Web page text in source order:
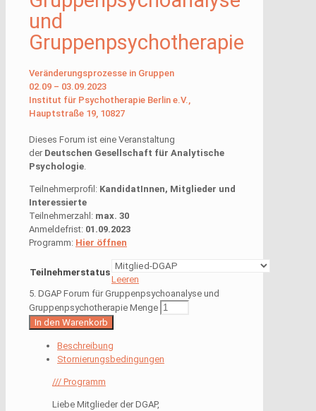
und
Gruppenpsychotherapie
Veränderungsprozesse in Gruppen
02.09 – 03.09.2023
Institut für Psychotherapie Berlin e.V.,
Hauptstraße 19, 10827
Dieses Forum ist eine Veranstaltung
der Deutschen Gesellschaft für Analytische
Psychologie
Teilnehmerprofil: KandidatInnen, Mitglieder und
Interessierte
Teilnehmerzahl: max. 30
Anmeldefrist: 01.09.2023
Programm: Hier öffnen
Teilnehmerstatus
Leeren
5. DGAP Forum für Gruppenpsychoanalyse und
Gruppenpsychotherapie Menge
In den Warenkorb
Beschreibung
Stornierungsbedingungen
/// Programm
Liebe Mitglieder der DGAP,